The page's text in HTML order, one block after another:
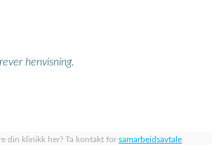
henvisning.
din klinikk her? Ta kontakt for samarbeidsavtale